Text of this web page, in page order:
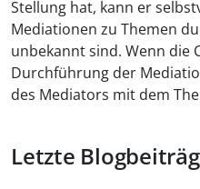
Stellung hat, kann er
Mediationen zu Themen
unbekannt sind. Wenn die
Durchführung der
des Mediators mit dem
Letzte